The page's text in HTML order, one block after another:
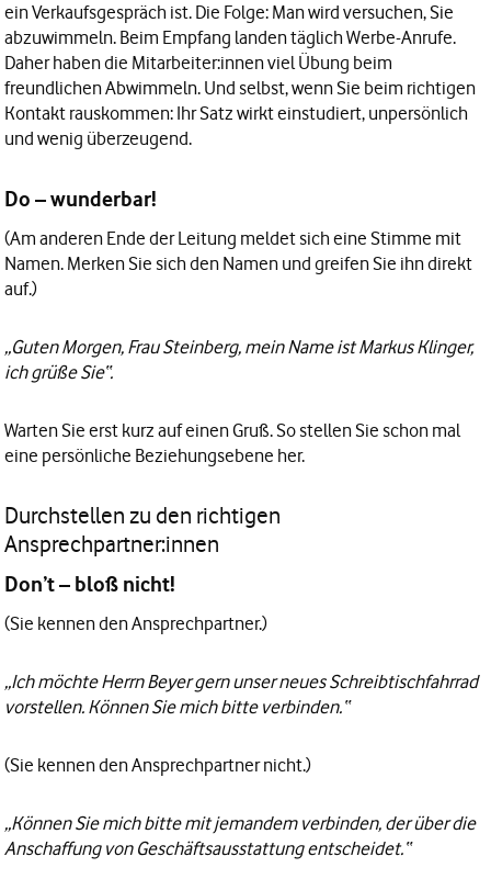
ein Verkaufsgespräch ist. Die Folge: Man wird versuchen, Sie
abzuwimmeln. Beim Empfang landen täglich Werbe-Anrufe.
Daher haben die Mitarbeiter:innen viel Übung beim
freundlichen Abwimmeln. Und selbst, wenn Sie beim richtigen
Kontakt rauskommen: Ihr Satz wirkt einstudiert, unpersönlich
und wenig überzeugend.
Do – wunderbar!
(Am anderen Ende der Leitung meldet sich eine Stimme mit
Namen. Merken Sie sich den Namen und greifen Sie ihn direkt
auf.)
„Guten Morgen, Frau Steinberg, mein Name ist Markus Klinger,
ich grüße Sie“.
Warten Sie erst kurz auf einen Gruß. So stellen Sie schon mal
eine persönliche Beziehungsebene her.
Durchstellen zu den richtigen
Ansprechpartner:innen
Don’t – bloß nicht!
(Sie kennen den Ansprechpartner.)
„Ich möchte Herrn Beyer gern unser neues Schreibtischfahrrad
vorstellen. Können Sie mich bitte verbinden.“
(Sie kennen den Ansprechpartner nicht.)
„Können Sie mich bitte mit jemandem verbinden, der über die
Anschaffung von Geschäftsausstattung entscheidet.“